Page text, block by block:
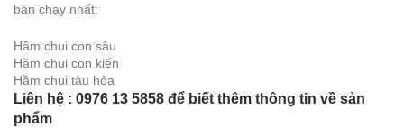
bán chạy nhất:
Hầm chui con sâu
Hầm chui con kiến
Hầm chui tàu hỏa
Liên hệ : 0976 13 5858 để biết thêm thông tin về sản
phẩm